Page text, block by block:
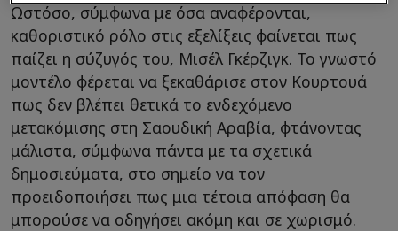
Ωστόσο, σύμφωνα με όσα αναφέρονται,
καθοριστικό ρόλο στις εξελίξεις φαίνεται πως
παίζει η σύζυγός του, Μισέλ Γκέρζιγκ. Το γνωστό
μοντέλο φέρεται να ξεκαθάρισε στον Κουρτουά
πως δεν βλέπει θετικά το ενδεχόμενο
μετακόμισης στη Σαουδική Αραβία, φτάνοντας
μάλιστα, σύμφωνα πάντα με τα σχετικά
δημοσιεύματα, στο σημείο να τον
προειδοποιήσει πως μια τέτοια απόφαση θα
μπορούσε να οδηγήσει ακόμη και σε χωρισμό.